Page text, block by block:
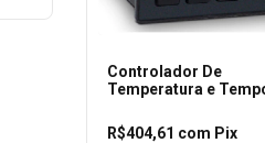
Controlador De
Temperatura e
INOVA
R$404,61 com Pix